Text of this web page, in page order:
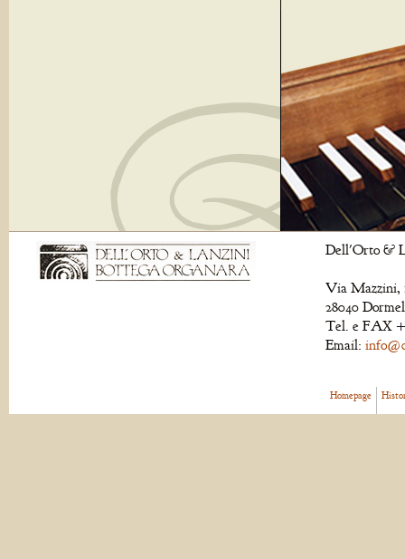
Dell'Orto &
Via Mazzini,
28040
Tel. e FAX
Email:
Homepage